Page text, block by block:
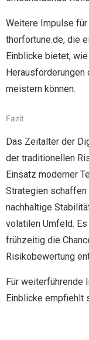
Weitere Impulse
thorfortune.de, die
Einblicke bietet,
Herausforderungen
meistern können.
Fazit
Das Zeitalter der
der traditionellen
Einsatz moderner
Strategien
nachhaltige
volatilen Umfeld.
frühzeitig die
Risikobewertung
Für weiterführende
Einblicke empfiehlt